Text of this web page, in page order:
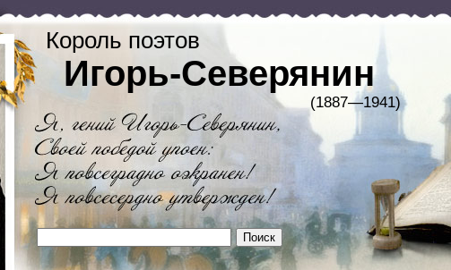
Король поэтов
Игорь-Северянин
(1887—1941)